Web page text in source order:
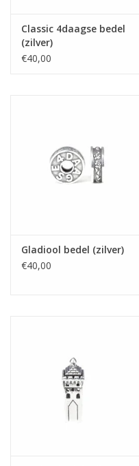
Classic 4daagse bedel
(zilver)
€40,00
Gladiool bedel (zilver)
€40,00